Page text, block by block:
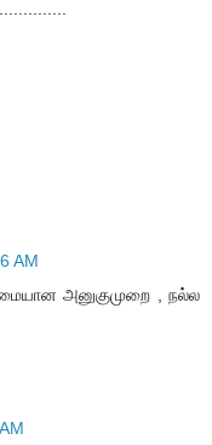
AM
அனுகுமுறை , நல்ல